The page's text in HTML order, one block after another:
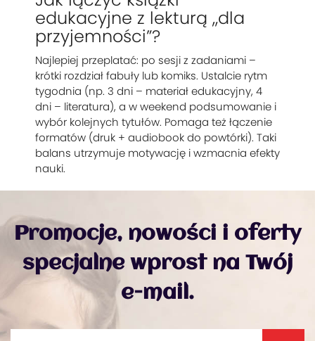
edukacyjne z lekturą „dla
przyjemności”?
Najlepiej przeplatać: po sesji z zadaniami –
krótki rozdział fabuły lub komiks. Ustalcie rytm
tygodnia (np. 3 dni – materiał edukacyjny, 4
dni – literatura), a w weekend podsumowanie i
wybór kolejnych tytułów. Pomaga też łączenie
formatów (druk + audiobook do powtórki). Taki
balans utrzymuje motywację i wzmacnia efekty
nauki.
Promocje, nowości i oferty
specjalne wprost na Twój
e-mail.